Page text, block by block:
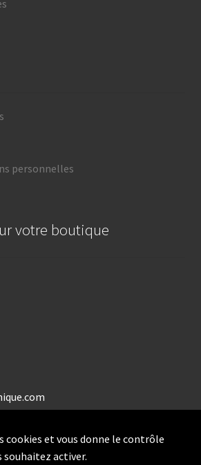
personnelles
votre boutique
cookies et vous donne le contrôle
souhaitez activer.